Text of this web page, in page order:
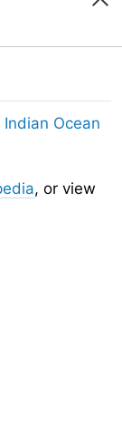
Indian Ocean
, or view